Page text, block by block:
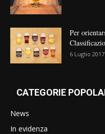
Per
6 Luglio 2017
CATEGORIE
News
In evidenza